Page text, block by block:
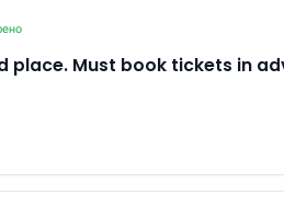
place. Must book tickets in